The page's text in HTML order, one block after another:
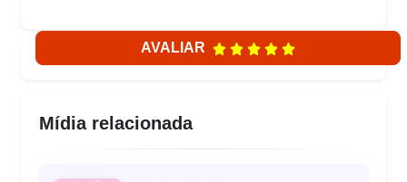
AVALIAR
Mídia relacionada